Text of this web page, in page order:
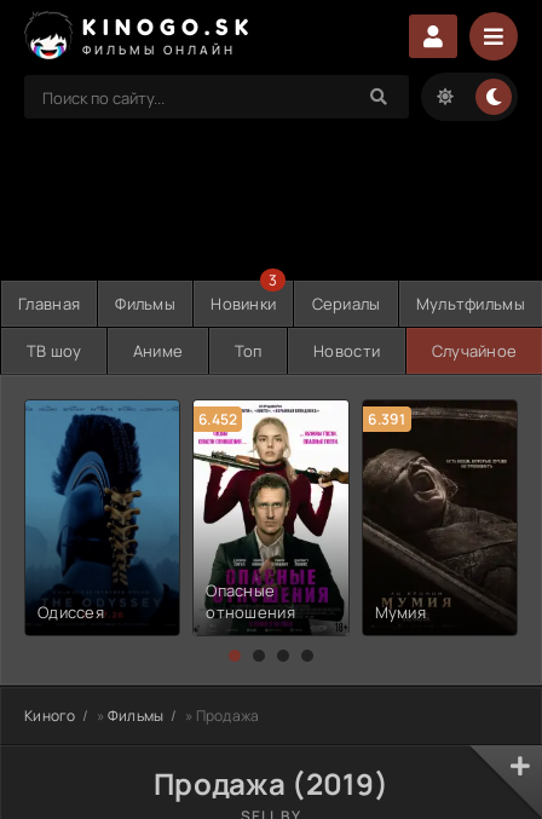
KINOGO.SK
ФИЛЬМЫ ОНЛАЙН
Главная Фильмы Новинки
3
Сериалы Мультфильмы
ТВ шоу Аниме Топ Новости Случайное
Одиссея
6.452
Опасные
отношения
6.391
Мумия
Киного » Фильмы » Продажа
Продажа (2019)